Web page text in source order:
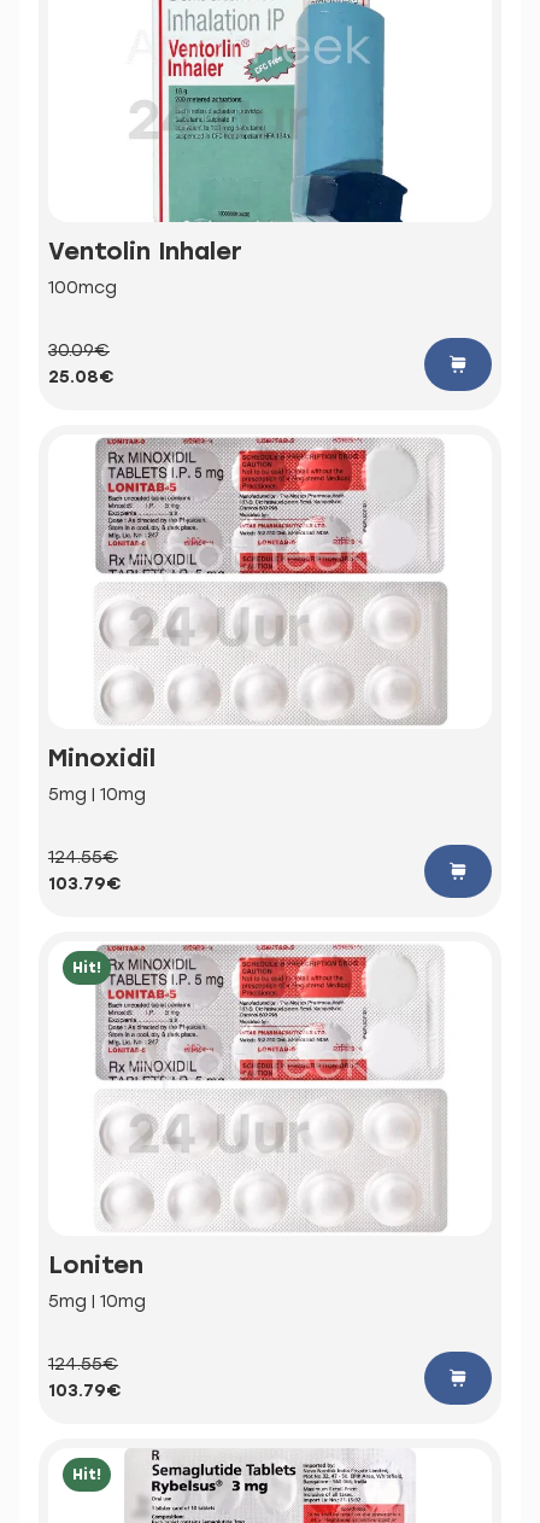
Ventolin Inhaler
100mcg
30.09€
25.08€
Minoxidil
5mg | 10mg
124.55€
103.79€
Hit!
Loniten
5mg | 10mg
124.55€
103.79€
Hit!